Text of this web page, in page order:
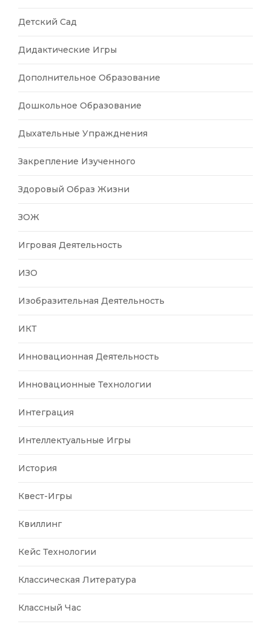
Детский Сад
Дидактические Игры
Дополнительное Образование
Дошкольное Образование
Дыхательные Упражднения
Закрепление Изученного
Здоровый Образ Жизни
ЗОЖ
Игровая Деятельность
ИЗО
Изобразительная Деятельность
ИКТ
Инновационная Деятельность
Инновационные Технологии
Интеграция
Интеллектуальные Игры
История
Квест-Игры
Квиллинг
Кейс Технологии
Классическая Литература
Классный Час